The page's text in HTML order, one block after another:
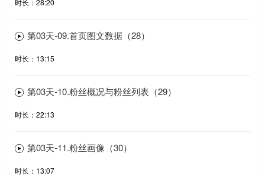
第03天-09.首页图文数据（28）
时长：13:15
第03天-10.粉丝概况与粉丝列表（29）
时长：22:13
第03天-11.粉丝画像（30）
时长：13:07